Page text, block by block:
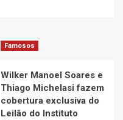
Famosos
Wilker Manoel Soares e
Thiago Michelasi fazem
cobertura exclusiva do
Leilão do Instituto